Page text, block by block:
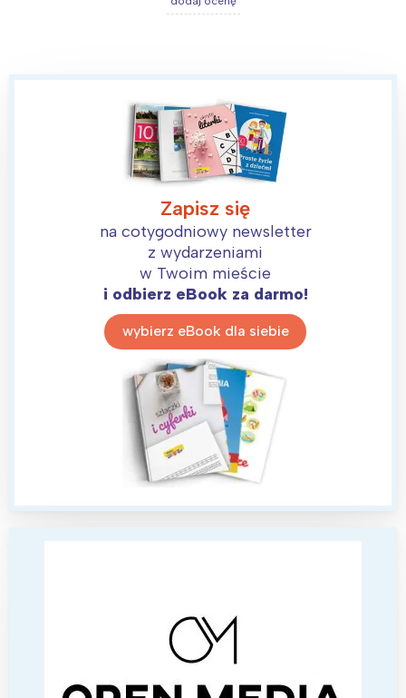
Zapisz się
na cotygodniowy newsletter
z wydarzeniami
w Twoim mieście
i odbierz eBook za darmo!
wybierz eBook dla siebie
Interesują mnie wydarzenia z
tego regionu:
Warszawa
Łódź
Trójmiasto
Wrocław
Śląsk
Kraków
Południe
Północ
Wszystkie
Wybieram